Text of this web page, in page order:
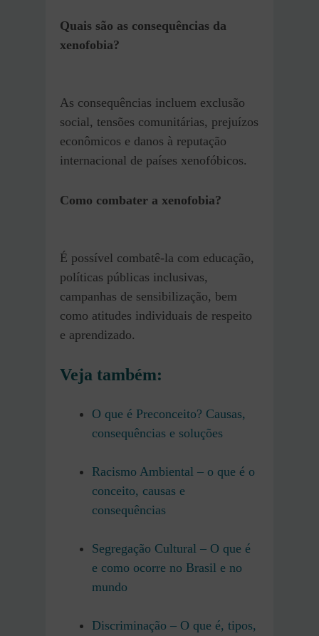
Quais são as consequências da
xenofobia?
As consequências incluem exclusão
social, tensões comunitárias, prejuízos
econômicos e danos à reputação
internacional de países xenofóbicos.
Como combater a xenofobia?
É possível combatê-la com educação,
políticas públicas inclusivas,
campanhas de sensibilização, bem
como atitudes individuais de respeito
e aprendizado.
Veja também:
O que é Preconceito? Causas,
consequências e soluções
Racismo Ambiental – o que é o
conceito, causas e
consequências
Segregação Cultural – O que é
e como ocorre no Brasil e no
mundo
Discriminação – O que é, tipos,